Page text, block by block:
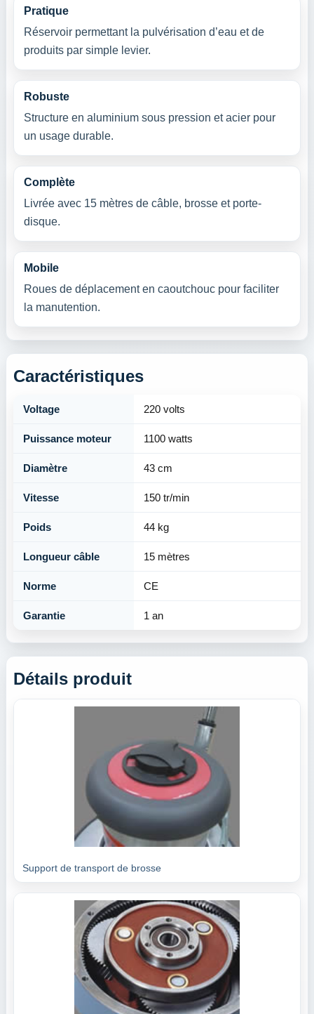
Pratique
Réservoir permettant la pulvérisation d’eau et de
produits par simple levier.
Robuste
Structure en aluminium sous pression et acier pour
un usage durable.
Complète
Livrée avec 15 mètres de câble, brosse et porte-
disque.
Mobile
Roues de déplacement en caoutchouc pour faciliter
la manutention.
Caractéristiques
Voltage 220 volts
Puissance moteur 1100 watts
Diamètre 43 cm
Vitesse 150 tr/min
Poids 44 kg
Longueur câble 15 mètres
Norme CE
Garantie 1 an
Détails produit
Support de transport de brosse